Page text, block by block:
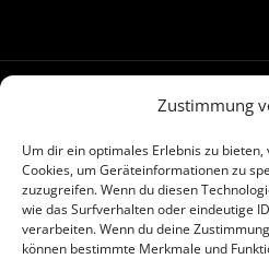
Zustimmung
Um dir ein optimales Erlebnis zu
Cookies, um Geräteinformationen zu
zuzugreifen. Wenn du diesen
wie das Surfverhalten oder eindeutige
verarbeiten. Wenn du deine
können bestimmte Merkmale und
in